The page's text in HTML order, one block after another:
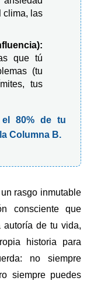
clima, las
que tú
(tu
tus
80% de tu
Columna B.
rasgo inmutable
consciente que
autoría de tu vida,
historia para
no siempre
siempre puedes